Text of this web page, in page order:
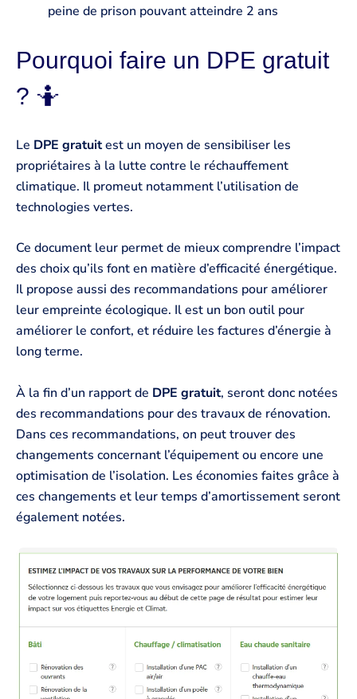
peine de prison pouvant atteindre 2 ans
Pourquoi faire un DPE gratuit
? 🤷
Le DPE gratuitest un moyen de sensibiliser les
propriétaires à la lutte contre le réchauffement
climatique. Il promeut notamment l’utilisation de
technologies vertes.
Ce document leur permet de mieux comprendre l’impact
des choix qu’ils font en matière d’efficacité énergétique.
Il propose aussi des recommandations pour améliorer
leur empreinte écologique. Il est un bon outil pour
améliorer le confort, et réduire les factures d’énergie à
long terme.
À la fin d’un rapport de DPE gratuit, seront donc notées
des recommandations pour des travaux de rénovation.
Dans ces recommandations, on peut trouver des
changements concernant l’équipement ou encore une
optimisation de l’isolation. Les économies faites grâce à
ces changements et leur temps d’amortissement seront
également notées.